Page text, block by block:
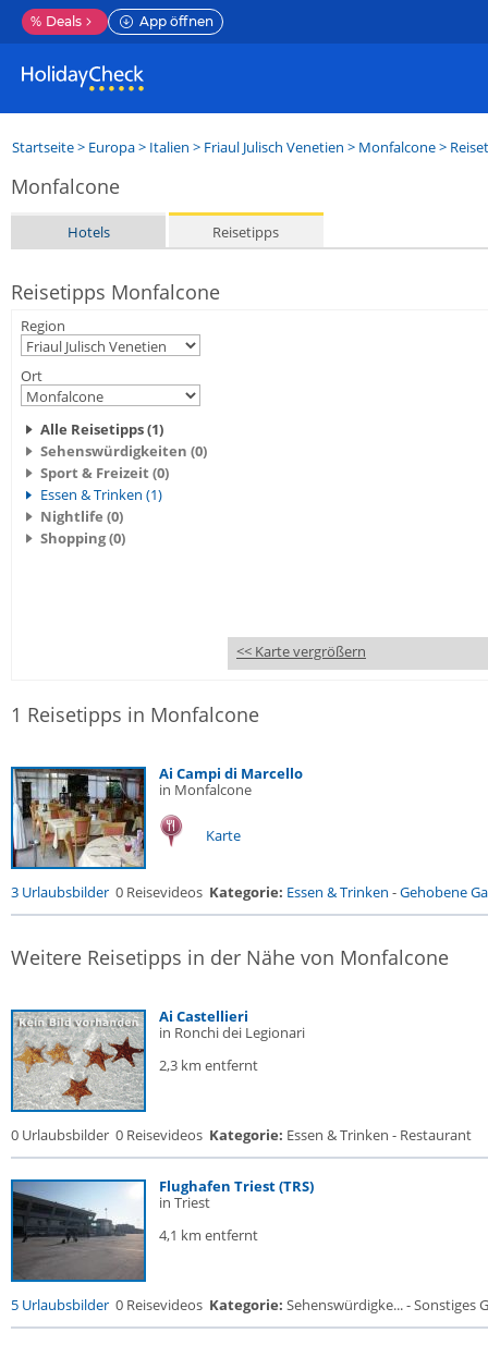
% Deals App öffnen
Startseite> Europa> Italien > Friaul Julisch Venetien > Monfalcone>
Monfalcone
Hotels Reisetipps
Reisetipps Monfalcone
Region
Ort
Alle Reisetipps (1)
Sehenswürdigkeiten (0)
Sport & Freizeit (0)
Essen & Trinken (1)
Nightlife (0)
Shopping (0)
<< Karte vergrößern
1 Reisetipps in Monfalcone
Ai Campi di Marcello
in Monfalcone
Karte
3 Urlaubsbilder 0 Reisevideos Kategorie: Essen & Trinken -Gehobene
Weitere Reisetipps in der Nähe von Monfalcone
Ai Castellieri
in Ronchi dei Legionari
2,3 km entfernt
0 Urlaubsbilder 0 Reisevideos Kategorie: Essen & Trinken - Restaurant
Flughafen Triest (TRS)
in Triest
4,1 km entfernt
5 Urlaubsbilder 0 Reisevideos Kategorie: Sehenswürdigke... - Sonstiges